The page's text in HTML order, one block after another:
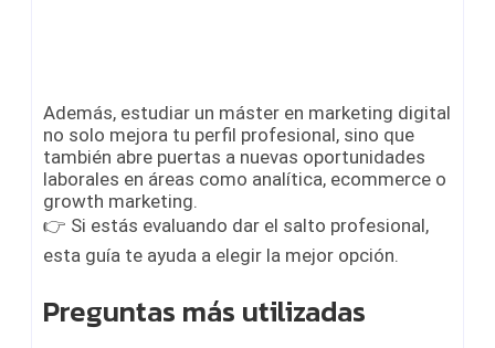
Además, estudiar un máster en marketing digital
no solo mejora tu perfil profesional, sino que
también abre puertas a nuevas oportunidades
laborales en áreas como analítica, ecommerce o
growth marketing.
👉 Si estás evaluando dar el salto profesional,
esta guía te ayuda a elegir la mejor opción.
Preguntas más utilizadas